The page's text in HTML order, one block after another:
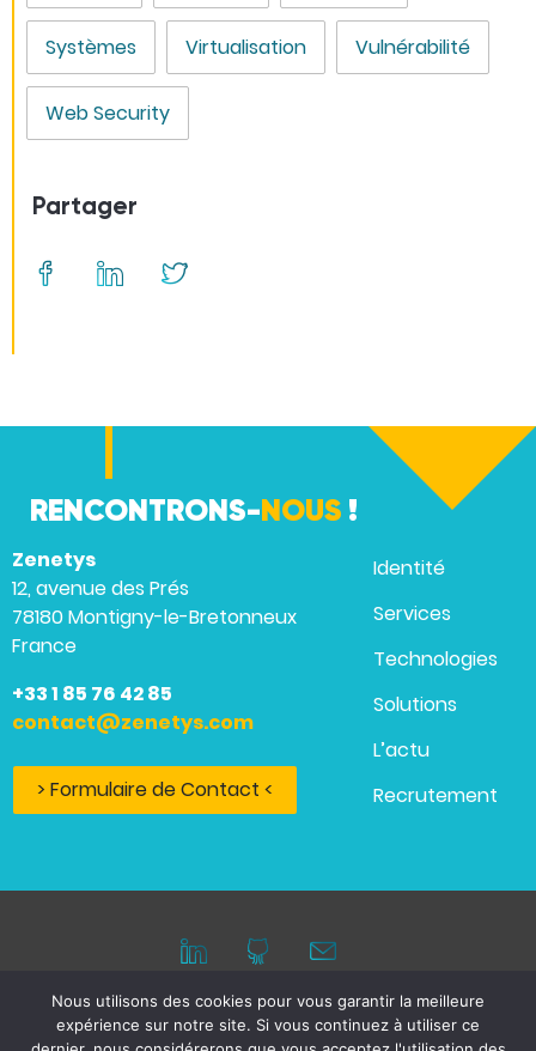
Systèmes Virtualisation Vulnérabilité
Web Security
Partager
RENCONTRONS-NOUS !
Zenetys
12, avenue des Prés
78180 Montigny-le-Bretonneux
France
+33 1 85 76 42 85
contact@zenetys.com
> Formulaire de Contact <
Identité
Services
Technologies
Solutions
L’actu
Recrutement
Mentions légales
Nous utilisons des cookies pour vous garantir la meilleure
expérience sur notre site. Si vous continuez à utiliser ce